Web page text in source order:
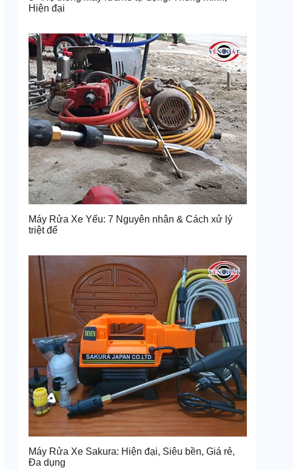
Hiện đại
Máy Rửa Xe Yếu: 7 Nguyên nhân & Cách xử lý
triệt để
Máy Rửa Xe Sakura: Hiện đại, Siêu bền, Giá rẻ,
Đa dụng